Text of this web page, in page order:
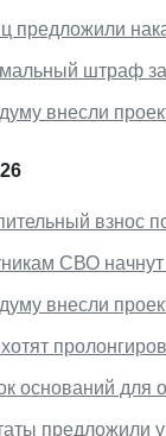
предложили
штраф за
внесли
взнос
СВО
внесли
оснований для
предложили